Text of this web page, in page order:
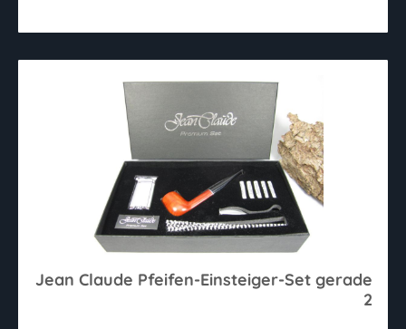
Jean Claude Pfeifen-Einsteiger-Set gerade
2